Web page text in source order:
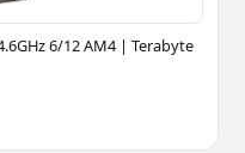
6/12 AM4 | Terabyte